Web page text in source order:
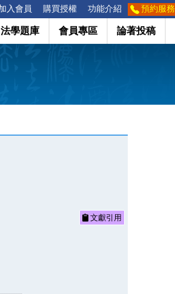
入會員 購買授權 功能介紹 預約服務
法學題庫 會員專區 論著投稿
文獻引用